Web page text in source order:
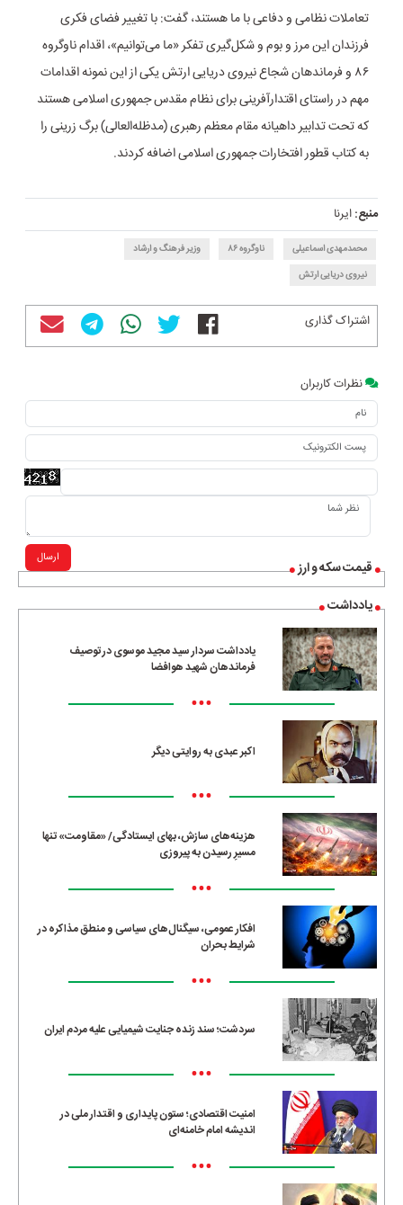
قیمت سکه و ارز
یادداشت
یادداشت سردار سید مجید موسوی در توصیف
فرماندهان شهید هوافضا
•••
اکبر عبدی به روایتی دیگر
•••
هزینه‌های سازش، بهای ایستادگی/ «مقاومت» تنها
مسیرِ رسیدن به پیروزی
•••
افکار عمومی، سیگنال‌های سیاسی و منطق مذاکره در
شرایط بحران
•••
سردشت؛ سند زنده جنایت شیمیایی علیه مردم ایران
•••
امنیت اقتصادی؛ ستون پایداری و اقتدار ملی در
اندیشه امام خامنه‌ای
•••
تعاملات نظامی و دفاعی با ما هستند، گفت: با تغییر فضای فکری
فرزندان این مرز و بوم و شکل‌گیری تفکر «ما می‌توانیم»، اقدام ناوگروه
۸۶ و فرماندهان شجاع نیروی دریایی ارتش یکی از این نمونه اقدامات
مهم در راستای اقتدارآفرینی برای نظام مقدس جمهوری اسلامی هستند
که تحت تدابیر داهیانه مقام معظم رهبری (مدظله‌العالی) برگ زرینی را
به کتاب قطور افتخارات جمهوری اسلامی اضافه کردند.
منبع:ایرنا
محمدمهدی اسماعیلی ناوگروه ۸۶
وزیر فرهنگ و ارشاد
نیروی دریایی ارتش
اشتراک گذاری
نظرات کاربران
ارسال